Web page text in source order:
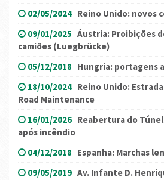
02/05/2024 Reino Unido: novos
09/01/2025 Áustria: Proibições
camiões (Luegbrücke)
05/12/2018 Hungria: portagens
18/10/2024 Reino Unido:
Road Maintenance
16/01/2026 Reabertura do
após incêndio
04/12/2018 Espanha: Marchas
09/05/2019 Av. Infante D.